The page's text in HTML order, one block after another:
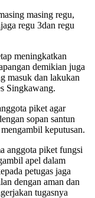
masing regu,
regu 3dan regu
meningkatkan
demikian juga
masuk dan lakukan
Singkawang.
piket agar
sopan santun
keputusan.
anggota piket fungsi
apel dalam
petugas jaga
dengan aman dan
tugasnya